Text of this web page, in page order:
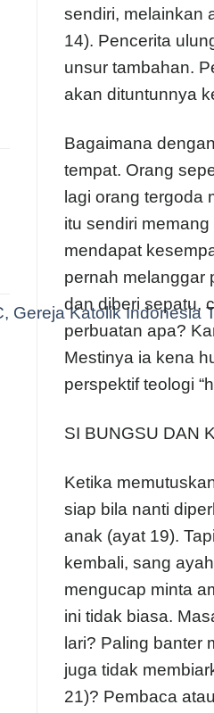
Gereja Katolik
sendiri, melainkan
14). Pencerita
unsur tambahan.
akan dituntunnya
Bagaimana
tempat. Orang
lagi orang tergoda
itu sendiri
mendapat
pernah melanggar
dan diberi sepatu,
perbuatan apa?
Mestinya ia kena
perspektif teologi
SI BUNGSU DAN
Ketika
siap bila nanti
anak (ayat 19).
kembali, sang
mengucap minta
ini tidak biasa.
lari? Paling banter
juga tidak
21)? Pembaca